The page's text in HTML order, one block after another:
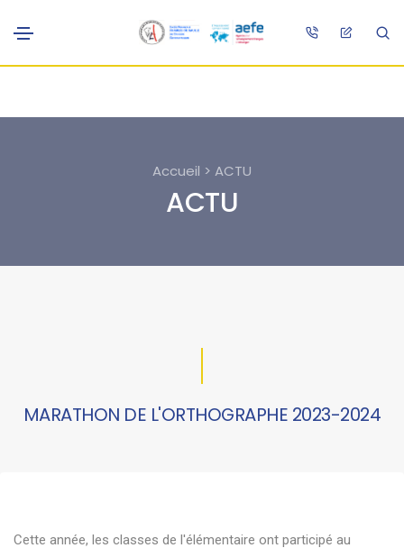
Accueil > ACTU
ACTU
MARATHON DE L'ORTHOGRAPHE 2023-2024
Cette année, les classes de l'élémentaire ont participé au